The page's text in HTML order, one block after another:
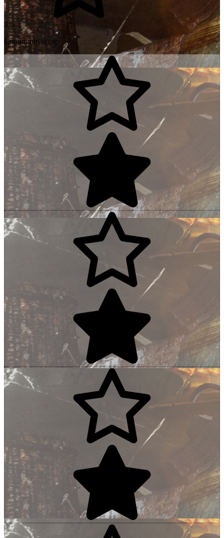
3/5
Communityscore